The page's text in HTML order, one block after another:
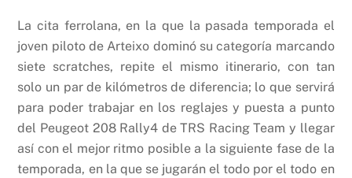
La cita ferrolana, en la que la pasada temporada el
joven piloto de Arteixo dominó su categoría marcando
siete scratches, repite el mismo itinerario, con tan
solo un par de kilómetros de diferencia; lo que servirá
para poder trabajar en los reglajes y puesta a punto
del Peugeot 208 Rally4 de TRS Racing Team y llegar
así con el mejor ritmo posible a la siguiente fase de la
temporada, en la que se jugarán el todo por el todo en